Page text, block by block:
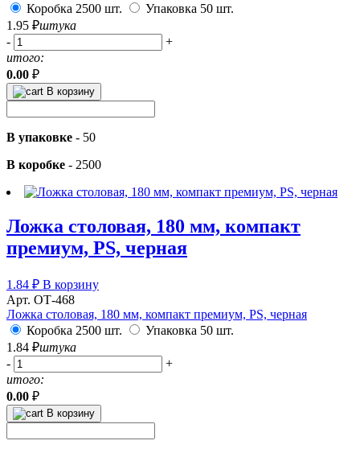
Коробка 2500 шт.
Упаковка 50 шт.
1.95 ₽штука
-
+
итого:
0.00 ₽
В корзину
В упаковке - 50
В коробке - 2500
Ложка столовая, 180 мм, компакт
премиум, PS, черная
1.84 ₽ В корзину
Арт. ОТ-468
Ложка столовая, 180 мм, компакт премиум, PS, черная
Коробка 2500 шт.
Упаковка 50 шт.
1.84 ₽штука
-
+
итого:
0.00 ₽
В корзину